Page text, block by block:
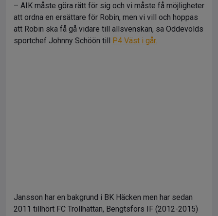
– AIK måste göra rätt för sig och vi måste få möjligheter
att ordna en ersättare för Robin, men vi vill och hoppas
att Robin ska få gå vidare till allsvenskan, sa Oddevolds
sportchef Johnny Schöön till P4 Väst i går.
Jansson har en bakgrund i BK Häcken men har sedan
2011 tillhört FC Trollhättan, Bengtsfors IF (2012-2015)